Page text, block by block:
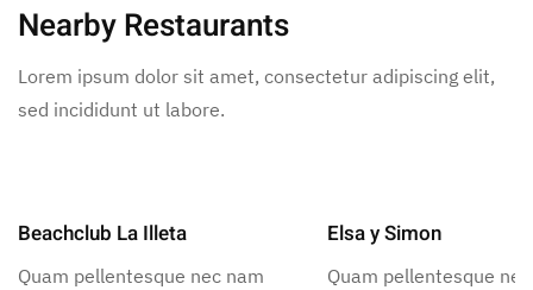
Nearby Restaurants
Lorem ipsum dolor sit amet, consectetur adipiscing elit,
sed incididunt ut labore.
Beachclub La Illeta
Quam pellentesque nec nam
Elsa y Simon
Quam pellentesque